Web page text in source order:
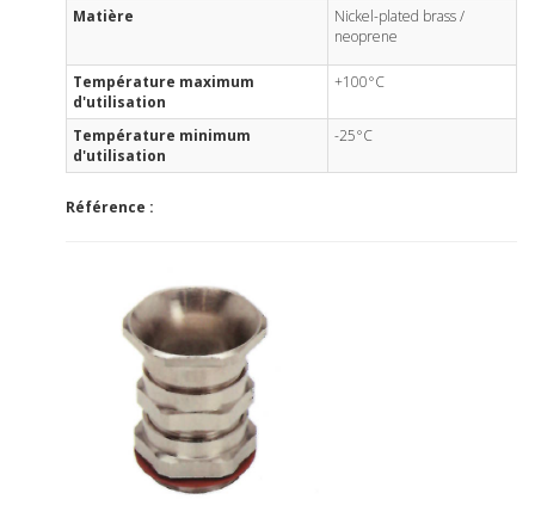
Matière
Nickel-plated brass /
neoprene
Température maximum
d'utilisation
+100°C
Température minimum
d'utilisation
-25°C
Référence :